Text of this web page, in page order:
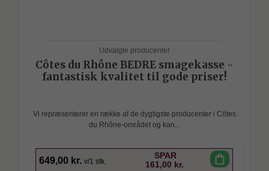
Udvalgte producenter
Côtes du Rhône BEDRE smagekasse -
fantastisk kvalitet til gode priser!
Vi repræsenterer en række af de dygtigste producenter i Côtes
du Rhône-området og kan...
649,00 kr. v/1 stk.
SPAR
161,00 kr.
shopping_bag